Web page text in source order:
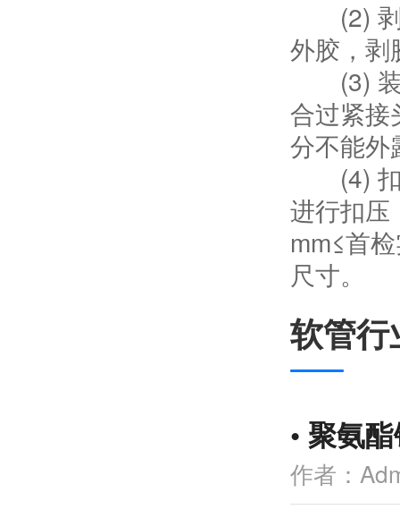
(2) 剥
外胶，剥
(3) 装
合过紧接
分不能外
(4) 扣
进行扣压
mm≤首
尺寸。
软管
• 聚氨
作者：